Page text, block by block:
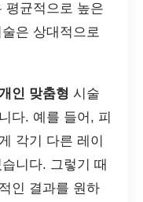
평균적으로 높은
은 상대적으로
인 맞춤형 시술
다. 예를 들어, 피
각기 다른 레이
니다. 그렇기 때
인 결과를 원하